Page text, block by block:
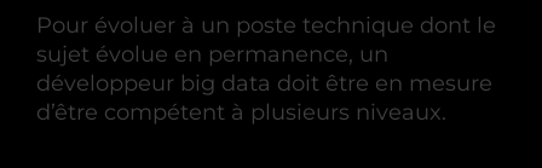
Pour évoluer à un poste technique dont le
sujet évolue en permanence, un
développeur big data doit être en mesure
d’être compétent à plusieurs niveaux.